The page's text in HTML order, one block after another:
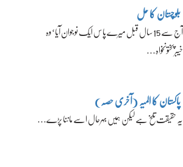
بلوچستان کا حل
آج سے 15 سال قبل میرے پاس ایک نوجوان آیا‘ وہ
خیبرپختونخواہ…
پاکستان کا المیہ (آخری حصہ)
یہ حقیقت تلخ ہے لیکن ہمیں بہرحال اسے ماننا پڑے…